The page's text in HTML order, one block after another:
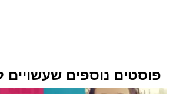
פוסטים נוספים שעשויים